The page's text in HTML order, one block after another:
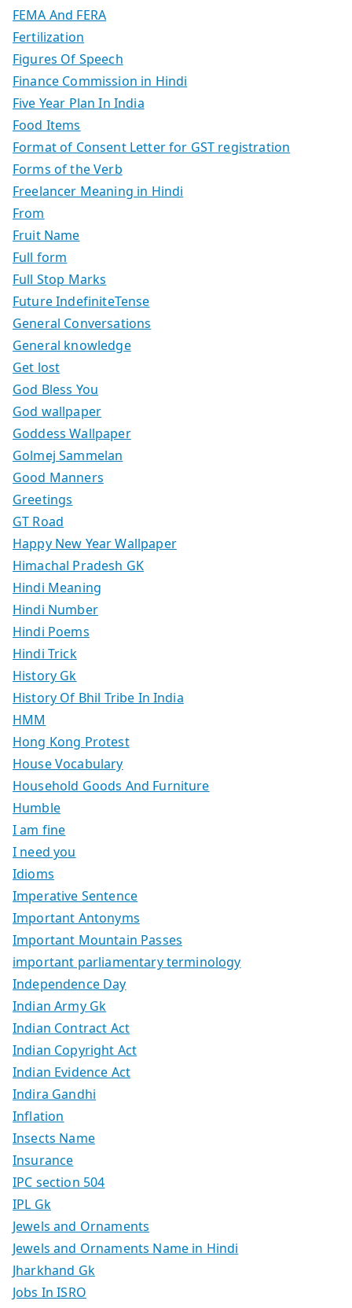
FEMA And FERA
Fertilization
Figures Of Speech
Finance Commission in Hindi
Five Year Plan In India
Food Items
Format of Consent Letter for GST registration
Forms of the Verb
Freelancer Meaning in Hindi
From
Fruit Name
Full form
Full Stop Marks
Future IndefiniteTense
General Conversations
General knowledge
Get lost
God Bless You
God wallpaper
Goddess Wallpaper
Golmej Sammelan
Good Manners
Greetings
GT Road
Happy New Year Wallpaper
Himachal Pradesh GK
Hindi Meaning
Hindi Number
Hindi Poems
Hindi Trick
History Gk
History Of Bhil Tribe In India
HMM
Hong Kong Protest
House Vocabulary
Household Goods And Furniture
Humble
I am fine
I need you
Idioms
Imperative Sentence
Important Antonyms
Important Mountain Passes
important parliamentary terminology
Independence Day
Indian Army Gk
Indian Contract Act
Indian Copyright Act
Indian Evidence Act
Indira Gandhi
Inflation
Insects Name
Insurance
IPC section 504
IPL Gk
Jewels and Ornaments
Jewels and Ornaments Name in Hindi
Jharkhand Gk
Jobs In ISRO